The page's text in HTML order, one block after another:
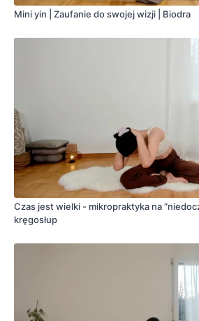
Mini yin | Zaufanie do swojej wizji | Biodra
Czas jest wielki - mikropraktyka na
kręgosłup